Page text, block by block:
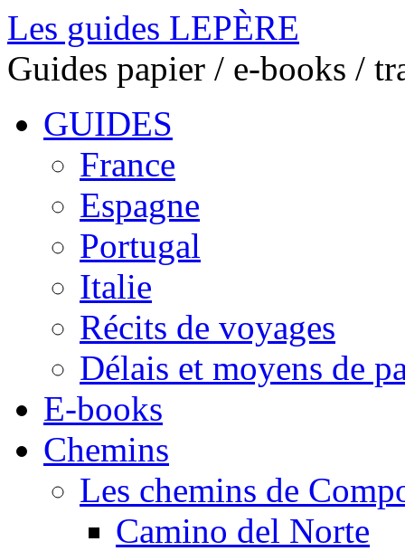
Les guides LEPÈRE
Guides papier / e-books /
GUIDES
France
Espagne
Portugal
Italie
Récits de voyages
Délais et moyens de
E-books
Chemins
Les chemins de
Camino del Norte